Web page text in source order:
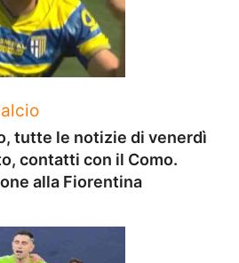
tutte le notizie di venerdì
contatti con il Como.
alla Fiorentina